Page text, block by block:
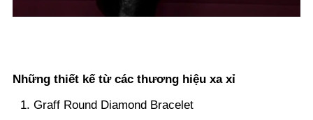
Những thiết kế từ các thương hiệu xa xỉ
Graff Round Diamond Bracelet